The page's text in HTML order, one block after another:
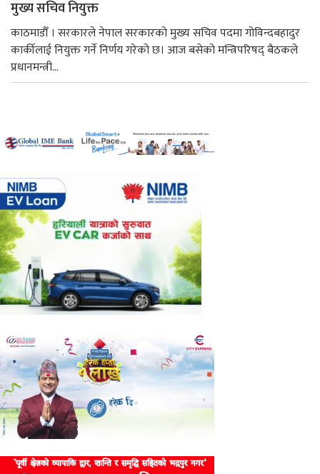
मुख्य सचिव नियुक्त
काठमाडौँ । सरकारले नेपाल सरकारको मुख्य सचिव पदमा गोविन्दबहादुर
कार्कीलाई नियुक्त गर्ने निर्णय गरेको छ। आज बसेको मन्त्रिपरिषद् बैठकले
प्रधानमन्त्री...